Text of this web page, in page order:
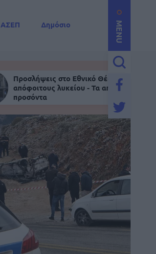
MENU
ΑΣΕΠ
Δημόσιο
Προσλήψεις στο Εθνικό Θέατρο για
απόφοιτους λυκείου - Τα απαραίτητα
προσόντα